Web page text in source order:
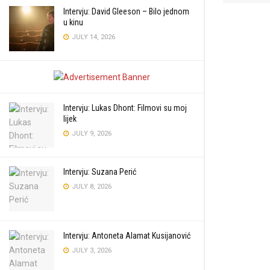
Intervju: David Gleeson – Bilo jednom
u kinu
JULY 14, 2026
Intervju: Lukas Dhont: Filmovi su moj
lijek
JULY 9, 2026
Intervju: Suzana Perić
JULY 8, 2026
Intervju: Antoneta Alamat Kusijanović
JULY 3, 2026